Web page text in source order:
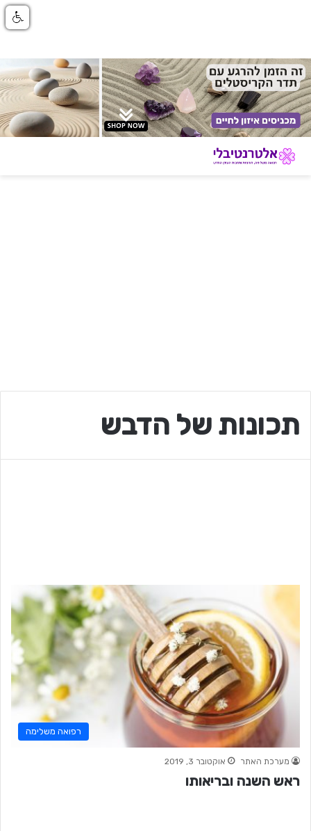
תכונות של הדבש
רפואה משלימה
מערכת האתר אוקטובר 3, 2019
ראש השנה ובריאותו